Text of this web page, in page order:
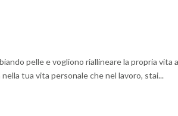
pelle e vogliono riallineare la propria vita
tua vita personale che nel lavoro, stai...